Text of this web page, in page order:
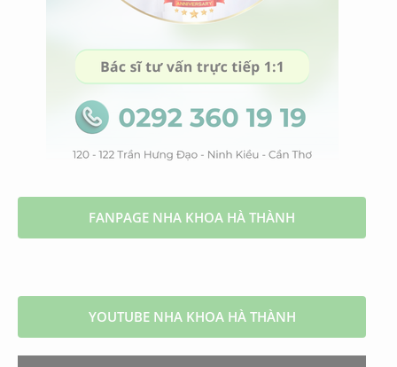
FANPAGE NHA KHOA HÀ THÀNH
YOUTUBE NHA KHOA HÀ THÀNH